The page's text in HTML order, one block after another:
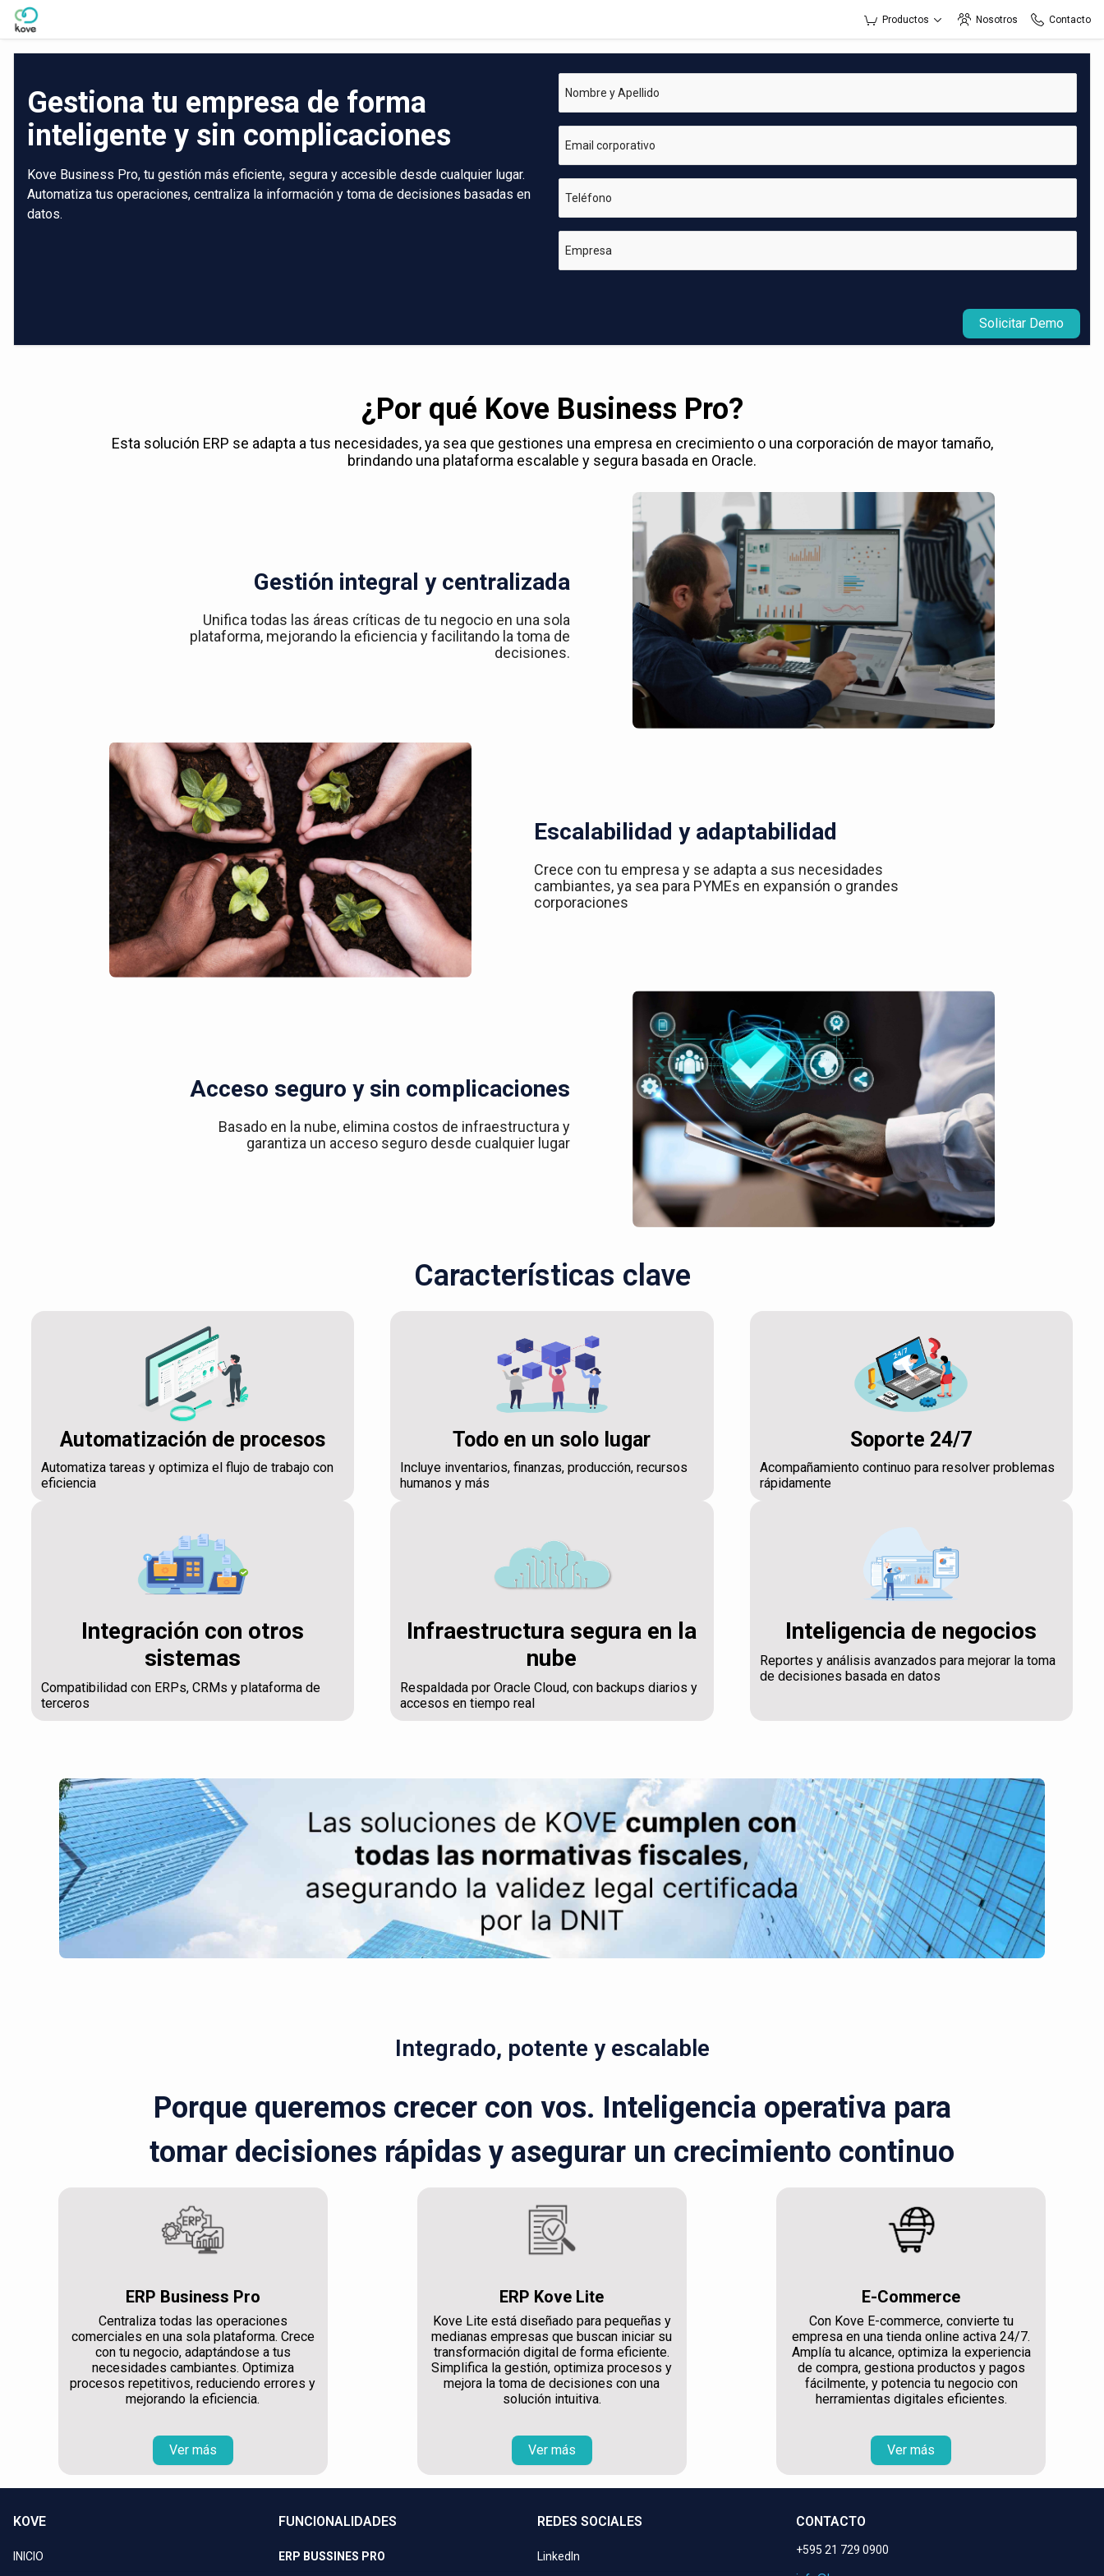
Skip to Main Content
Productos Nosotros Contacto
Gestiona tu empresa de forma
inteligente y sin complicaciones
Kove Business Pro, tu gestión más eficiente, segura y accesible desde cualquier lugar.
Automatiza tus operaciones, centraliza la información y toma de decisiones basadas en
datos.
Nombre y Apellido
Email corporativo
Teléfono
Empresa
Solicitar Demo
¿Por qué Kove Business Pro?
Esta solución ERP se adapta a tus necesidades, ya sea que gestiones una empresa en crecimiento o una corporación de mayor tamaño,
brindando una plataforma escalable y segura basada en Oracle.
Gestión integral y centralizada
Unifica todas las áreas críticas de tu negocio en una sola
plataforma, mejorando la eficiencia y facilitando la toma de
decisiones.
Escalabilidad y adaptabilidad
Crece con tu empresa y se adapta a sus necesidades
cambiantes, ya sea para PYMEs en expansión o grandes
corporaciones
Acceso seguro y sin complicaciones
Basado en la nube, elimina costos de infraestructura y
garantiza un acceso seguro desde cualquier lugar
Características clave
Automatización de procesos
Automatiza tareas y optimiza el flujo de trabajo con
eficiencia
Todo en un solo lugar
Incluye inventarios, finanzas, producción, recursos
humanos y más
Soporte 24/7
Acompañamiento continuo para resolver problemas
rápidamente
Integración con otros
sistemas
Compatibilidad con ERPs, CRMs y plataforma de
terceros
Infraestructura segura en la
nube
Respaldada por Oracle Cloud, con backups diarios y
accesos en tiempo real
Inteligencia de negocios
Reportes y análisis avanzados para mejorar la toma
de decisiones basada en datos
Integrado, potente y escalable
Porque queremos crecer con vos. Inteligencia operativa para
tomar decisiones rápidas y asegurar un crecimiento continuo
ERP Business Pro
Centraliza todas las operaciones
comerciales en una sola plataforma. Crece
con tu negocio, adaptándose a tus
necesidades cambiantes. Optimiza
procesos repetitivos, reduciendo errores y
mejorando la eficiencia.
Ver más
ERP Kove Lite
Kove Lite está diseñado para pequeñas y
medianas empresas que buscan iniciar su
transformación digital de forma eficiente.
Simplifica la gestión, optimiza procesos y
mejora la toma de decisiones con una
solución intuitiva.
Ver más
E-Commerce
Con Kove E-commerce, convierte tu
empresa en una tienda online activa 24/7.
Amplía tu alcance, optimiza la experiencia
de compra, gestiona productos y pagos
fácilmente, y potencia tu negocio con
herramientas digitales eficientes.
Ver más
KOVE
INICIO
FUNCIONALIDADES
ERP BUSSINES PRO
REDES SOCIALES
LinkedIn
CONTACTO
+595 21 729 0900